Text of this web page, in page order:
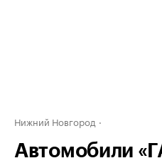
Нижний Новгород
Автомобили